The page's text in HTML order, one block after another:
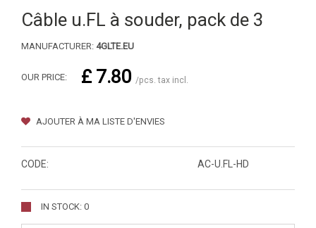
Câble u.FL à souder, pack de 3
MANUFACTURER: 4GLTE.EU
OUR PRICE: £ 7.80 /pcs. tax incl.
AJOUTER À MA LISTE D'ENVIES
CODE: AC-U.FL-HD
IN STOCK: 0